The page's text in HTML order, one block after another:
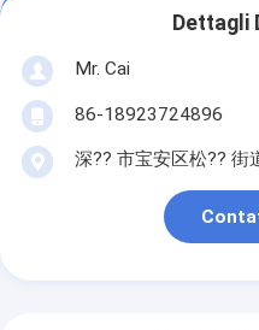
Dettagli
Mr. Cai
86-18923724896
深?? 市宝安区松?? 街